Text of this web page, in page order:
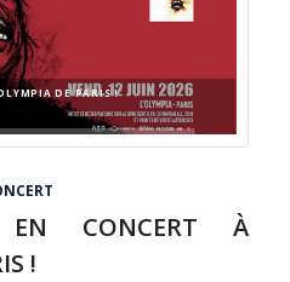
EN CONCERT À
!